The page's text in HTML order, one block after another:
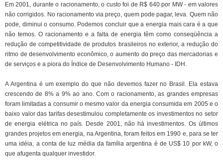
Em 2001, durante o racionamento, o custo foi de R$ 640 por MW - em valores
não corrigidos. No racionamento via preço, quem pode pagar, leva. Quem não
pode, diminui o consumo. Podemos concluir que a energia mais cara é a que
não temos. O racionamento e a falta de energia têm como conseqüência a
redução de competitividade de produtos brasileiros no exterior, a redução do
ritmo de desenvolvimento econômico, o aumento do preço das mercadorias e
de serviços e a piora do Índice de Desenvolvimento Humano - IDH.
A Argentina é um exemplo do que não devemos fazer no Brasil. Ela estava
crescendo de 8% a 9% ao ano. Com o racionamento, as grandes empresas
foram limitadas a consumir o mesmo valor da energia consumida em 2005 e o
baixo valor das tarifas desestimulou completamente os investimentos no setor
de energia elétrica no país. Desde 2001, não há investimentos. Os últimos
grandes projetos em energia, na Argentina, foram feitos em 1990 e, para se ter
uma idéia, a conta de luz média da família argentina é de US$ 10 por kW, o
que afugenta qualquer investidor.